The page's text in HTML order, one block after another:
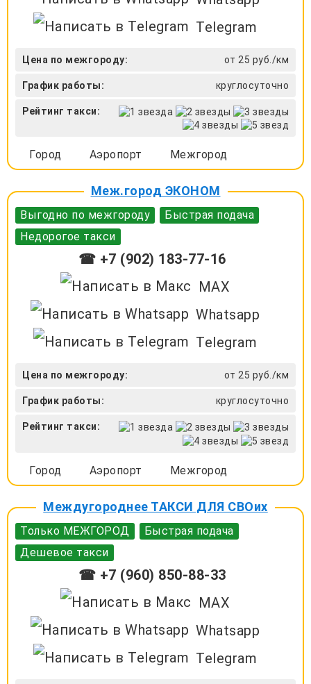
Telegram
Цена по межгороду: от 25 руб./км
График работы: круглосуточно
Рейтинг такси:
Город Аэропорт Межгород
Меж.город ЭКОНОМ
Выгодно по межгороду
Быстрая подача
Недорогое такси
☎ +7 (902) 183-77-16
MAX
Whatsapp
Telegram
Цена по межгороду: от 25 руб./км
График работы: круглосуточно
Рейтинг такси:
Город Аэропорт Межгород
Междугороднее ТАКСИ ДЛЯ СВОих
Только МЕЖГОРОД
Быстрая подача
Дешевое такси
☎ +7 (960) 850-88-33
MAX
Whatsapp
Telegram